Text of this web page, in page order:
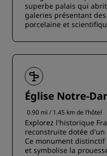
superbe palais qui
galeries présentant
porcelaine et
Église Notre-
0.90 mi / 1.45 km de l’hôtel
Explorez l'historique
reconstruite dotée
Ce monument
et symbolise la